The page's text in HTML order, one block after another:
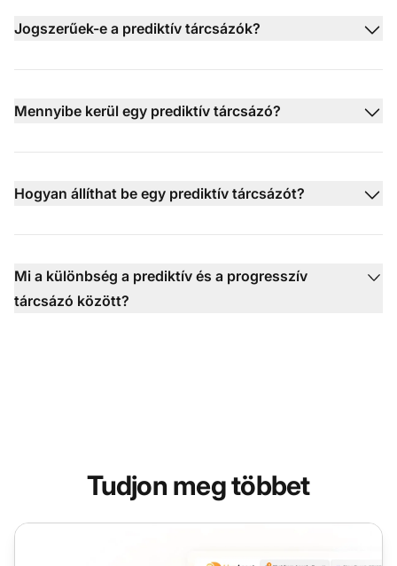
Jogszerűek-e a prediktív tárcsázók?
Mennyibe kerül egy prediktív tárcsázó?
Hogyan állíthat be egy prediktív tárcsázót?
Mi a különbség a prediktív és a progresszív
tárcsázó között?
Tudjon meg többet
Előnézeti tárcsázó